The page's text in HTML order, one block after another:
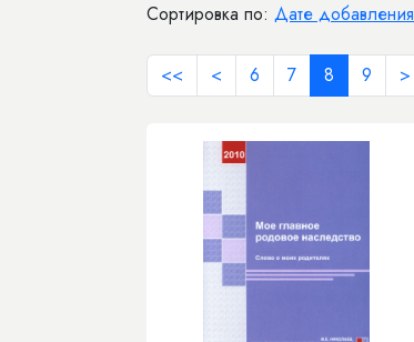
Сортировка по: Дате добавления
<< < 6 7 8 9 >